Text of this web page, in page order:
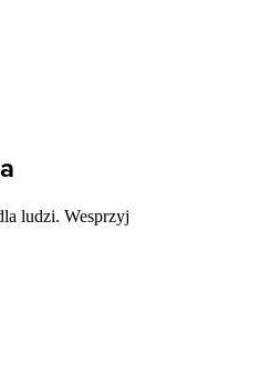
ludzi. Wesprzyj